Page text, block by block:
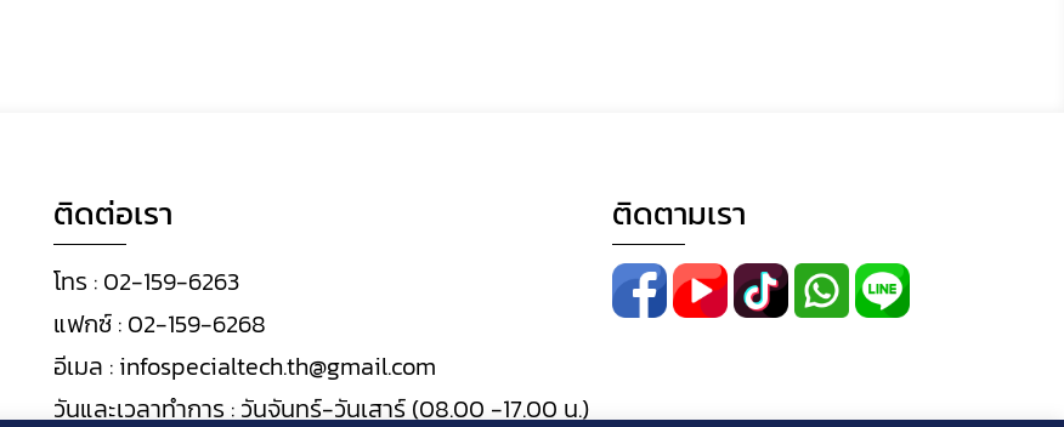
ติดต่อเรา
โทร : 02-159-6263
แฟกซ์ : 02-159-6268
อีเมล : infospecialtech.th@gmail.com
วันและเวลาทำการ : วันจันทร์-วันเสาร์ (08.00 -17.00 น.)
ติดตามเรา